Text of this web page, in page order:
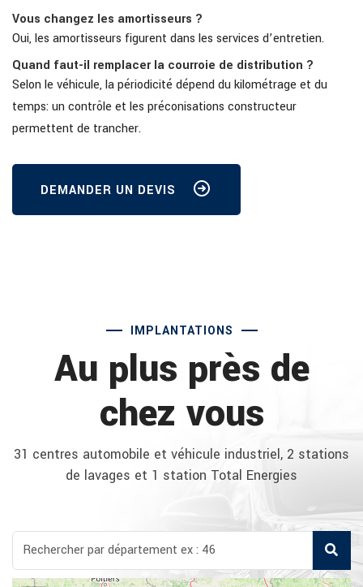
Vous changez les amortisseurs ?
Oui, les amortisseurs figurent dans les services d’entretien.
Quand faut-il remplacer la courroie de distribution ?
Selon le véhicule, la périodicité dépend du kilométrage et du
temps: un contrôle et les préconisations constructeur
permettent de trancher.
DEMANDER UN DEVIS
IMPLANTATIONS
Au plus près de
chez vous
31 centres automobile et véhicule industriel, 2 stations
de lavages et 1 station Total Energies